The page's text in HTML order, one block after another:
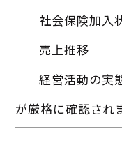
社会保険加入
売上推移
経営活動の実
が厳格に確認され